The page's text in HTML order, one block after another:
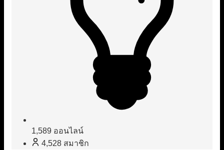
1,589 ออนไลน์
4,528 สมาชิก